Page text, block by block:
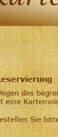
des
eine
Sie